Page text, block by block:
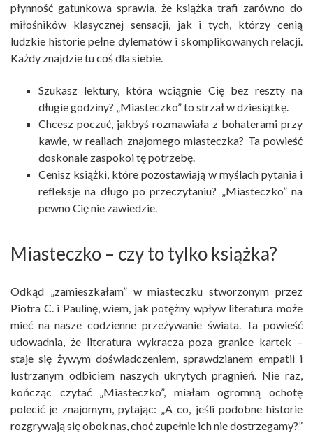
płynność gatunkowa sprawia, że książka trafi zarówno do
miłośników klasycznej sensacji, jak i tych, którzy cenią
ludzkie historie pełne dylematów i skomplikowanych relacji.
Każdy znajdzie tu coś dla siebie.
Szukasz lektury, która wciągnie Cię bez reszty na
długie godziny? „Miasteczko” to strzał w dziesiątkę.
Chcesz poczuć, jakbyś rozmawiała z bohaterami przy
kawie, w realiach znajomego miasteczka? Ta powieść
doskonale zaspokoi tę potrzebę.
Cenisz książki, które pozostawiają w myślach pytania i
refleksje na długo po przeczytaniu? „Miasteczko” na
pewno Cię nie zawiedzie.
Miasteczko – czy to tylko książka?
Odkąd „zamieszkałam” w miasteczku stworzonym przez
Piotra C. i Paulinę, wiem, jak potężny wpływ literatura może
mieć na nasze codzienne przeżywanie świata. Ta powieść
udowadnia, że literatura wykracza poza granice kartek –
staje się żywym doświadczeniem, sprawdzianem empatii i
lustrzanym odbiciem naszych ukrytych pragnień. Nie raz,
kończąc czytać „Miasteczko”, miałam ogromną ochotę
polecić je znajomym, pytając: „A co, jeśli podobne historie
rozgrywają się obok nas, choć zupełnie ich nie dostrzegamy?”